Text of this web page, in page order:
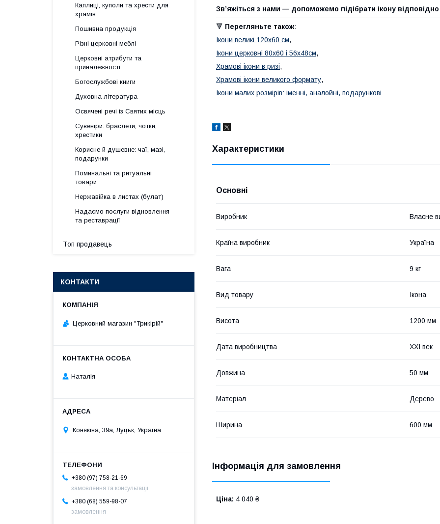
Зв’яжіться з нами — допоможемо підібрати ікону
🔻 Перегляньте також:
Ікони великі 120х60 см,
Ікони церковні 80х60 і 56х48см,
Храмові ікони в ризі,
Храмові ікони великого формату,
Ікони малих розмірів: іменні, аналойні, подарункові
Характеристики
Основні
Виробник Власне
Країна виробник Україна
Вага 9 кг
Вид товару Ікона
Висота 1200 мм
Дата виробництва XXI век
Довжина 50 мм
Матеріал Дерево
Ширина 600 мм
Інформація для замовлення
Ціна: 4 040 ₴
Каплиці, куполи та хрести для
храмів
Пошивна продукція
Різні церковні меблі
Церковні атрибути та
приналежності
Богослужбові книги
Духовна література
Освячені речі із Святих місць
Сувеніри: браслети, чотки,
хрестики
Корисне й душевне: чаї, мазі,
подарунки
Поминальні та ритуальні
товари
Нержавійка в листах (булат)
Надаємо послуги відновлення
та реставрації
Топ продавець
КОНТАКТИ
Церковний магазин "Трикірій"
Наталія
Конякіна, 39а, Луцьк, Україна
+380 (97) 758-21-69
замовлення та консультації
+380 (68) 559-98-07
замовлення